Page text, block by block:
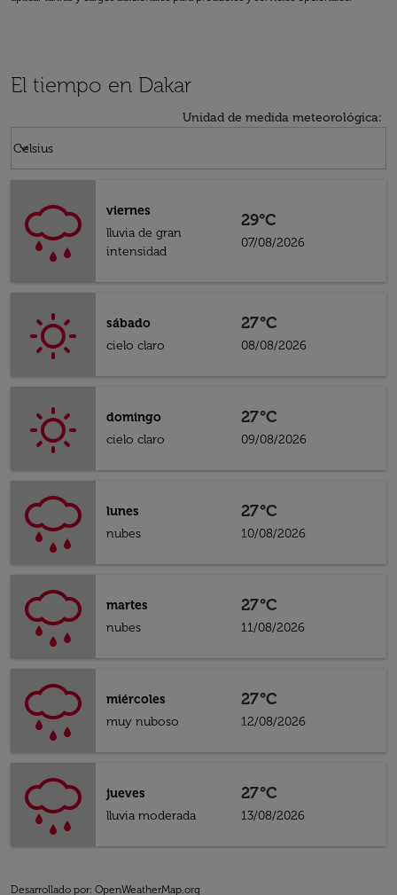
El tiempo en Dakar
Unidad de medida meteorológica:
Celsius
keyboard_arrow_down
viernes
lluvia de gran
intensidad
29°C
07/08/2026
sábado
cielo claro
27°C
08/08/2026
domingo
cielo claro
27°C
09/08/2026
lunes
nubes
27°C
10/08/2026
martes
nubes
27°C
11/08/2026
miércoles
muy nuboso
27°C
12/08/2026
jueves
lluvia moderada
27°C
13/08/2026
Desarrollado por: OpenWeatherMap.org